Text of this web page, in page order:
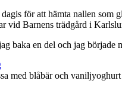
för att hämta nallen som
vid Barnens trädgård i
baka en del och jag började
med blåbär och